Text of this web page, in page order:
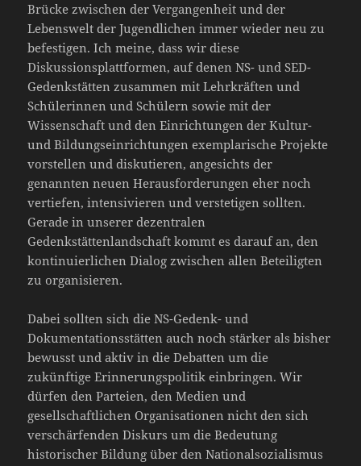
Brücke zwischen der Vergangenheit und der
Lebenswelt der Jugendlichen immer wieder neu zu
befestigen. Ich meine, dass wir diese
Diskussionsplattformen, auf denen NS- und SED-
Gedenkstätten zusammen mit Lehrkräften und
Schülerinnen und Schülern sowie mit der
Wissenschaft und den Einrichtungen der Kultur-
und Bildungseinrichtungen exemplarische Projekte
vorstellen und diskutieren, angesichts der
genannten neuen Herausforderungen eher noch
vertiefen, intensivieren und verstetigen sollten.
Gerade in unserer dezentralen
Gedenkstättenlandschaft kommt es darauf an, den
kontinuierlichen Dialog zwischen allen Beteiligten
zu organisieren.
Dabei sollten sich die NS-Gedenk- und
Dokumentationsstätten auch noch stärker als bisher
bewusst und aktiv in die Debatten um die
zukünftige Erinnerungspolitik einbringen. Wir
dürfen den Parteien, den Medien und
gesellschaftlichen Organisationen nicht den sich
verschärfenden Diskurs um die Bedeutung
historischer Bildung über den Nationalsozialismus